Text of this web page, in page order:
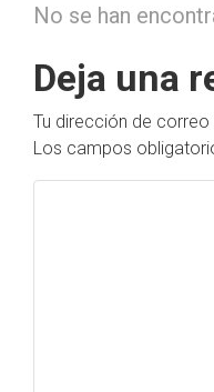
No se han
Deja una
Tu dirección de
Los campos